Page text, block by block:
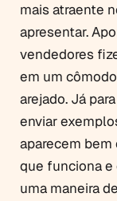
mais atraente
apresentar.
vendedores
em um
arejado. Já
enviar
aparecem bem
que funciona e
uma maneira